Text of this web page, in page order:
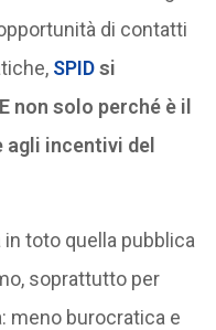
di contatti
SPIDsi
non solo perché è il
incentivi del
toto quella pubblica
soprattutto per
meno burocratica e